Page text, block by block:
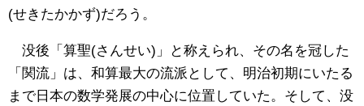
(せきたかかず)だろう。
没後「算聖(さんせい)」と称えられ、その名を冠した
「関流」は、和算最大の流派として、明治初期にいたる
まで日本の数学発展の中心に位置していた。そして、没